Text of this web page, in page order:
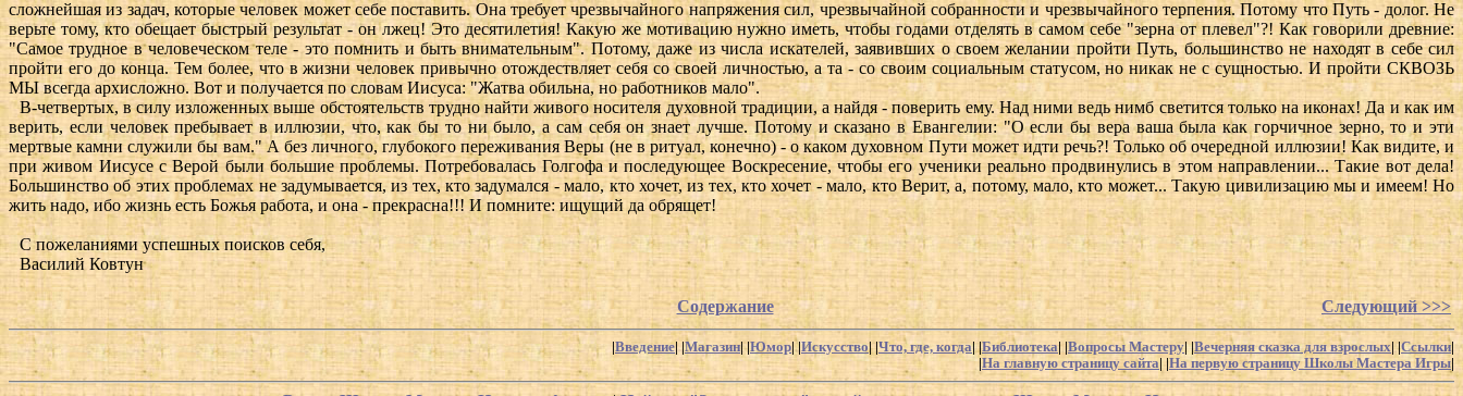
сложнейшая из задач, которые человек может себе поставить. Она требует чрезвычайного напряжения сил, чрезвычайной собранности и чрезвычайного терпения. Потому что Путь - долог. Не
верьте тому, кто обещает быстрый результат - он лжец! Это десятилетия! Какую же мотивацию нужно иметь, чтобы годами отделять в самом себе "зерна от плевел"?! Как говорили древние:
"Самое трудное в человеческом теле - это помнить и быть внимательным". Потому, даже из числа искателей, заявивших о своем желании пройти Путь, большинство не находят в себе сил
пройти его до конца. Тем более, что в жизни человек привычно отождествляет себя со своей личностью, а та - со своим социальным статусом, но никак не с сущностью. И пройти СКВОЗЬ
МЫ всегда архисложно. Вот и получается по словам Иисуса: "Жатва обильна, но работников мало".
В-четвертых, в силу изложенных выше обстоятельств трудно найти живого носителя духовной традиции, а найдя - поверить ему. Над ними ведь нимб светится только на иконах! Да и как им
верить, если человек пребывает в иллюзии, что, как бы то ни было, а сам себя он знает лучше. Потому и сказано в Евангелии: "О если бы вера ваша была как горчичное зерно, то и эти
мертвые камни служили бы вам." А без личного, глубокого переживания Веры (не в ритуал, конечно) - о каком духовном Пути может идти речь?! Только об очередной иллюзии! Как видите, и
при живом Иисусе с Верой были большие проблемы. Потребовалась Голгофа и последующее Воскресение, чтобы его ученики реально продвинулись в этом направлении... Такие вот дела!
Большинство об этих проблемах не задумывается, из тех, кто задумался - мало, кто хочет, из тех, кто хочет - мало, кто Верит, а, потому, мало, кто может... Такую цивилизацию мы и имеем! Но
жить надо, ибо жизнь есть Божья работа, и она - прекрасна!!! И помните: ищущий да обрящет!
С пожеланиями успешных поисков себя,
Василий Ковтун
Содержание Следующий >>>
Введение| |Магазин | | Юмор | | Искусство| | Что, где, когда| |Библиотека| | Вопросы Мастеру | |Вечерняя сказка для взрослых | |Ссылки|
|На главную страницу сайта На первую страницу Школы Мастера Игры